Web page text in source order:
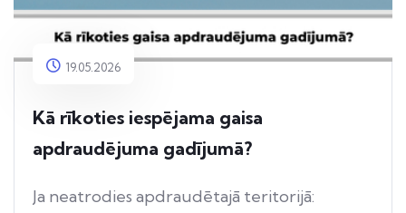
19.05.2026
Kā rīkoties iespējama gaisa
apdraudējuma gadījumā?
Ja neatrodies apdraudētajā teritorijā: